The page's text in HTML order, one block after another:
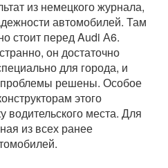
из немецкого журнала,
автомобилей. Там
стоит перед Audi А6.
он достаточно
для города, и
проблемы решены. Особое
этого
водительского места. Для
из всех ранее